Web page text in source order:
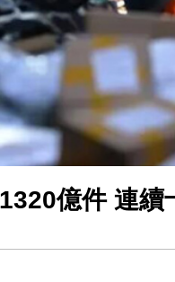
億件 連續